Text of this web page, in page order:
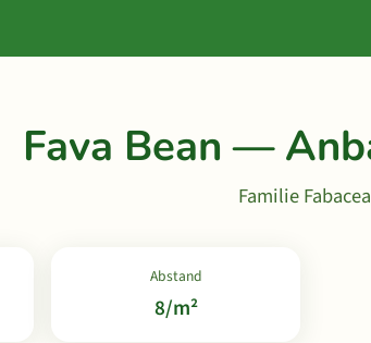
Fava Bean —
Familie
Abstand
8/m²